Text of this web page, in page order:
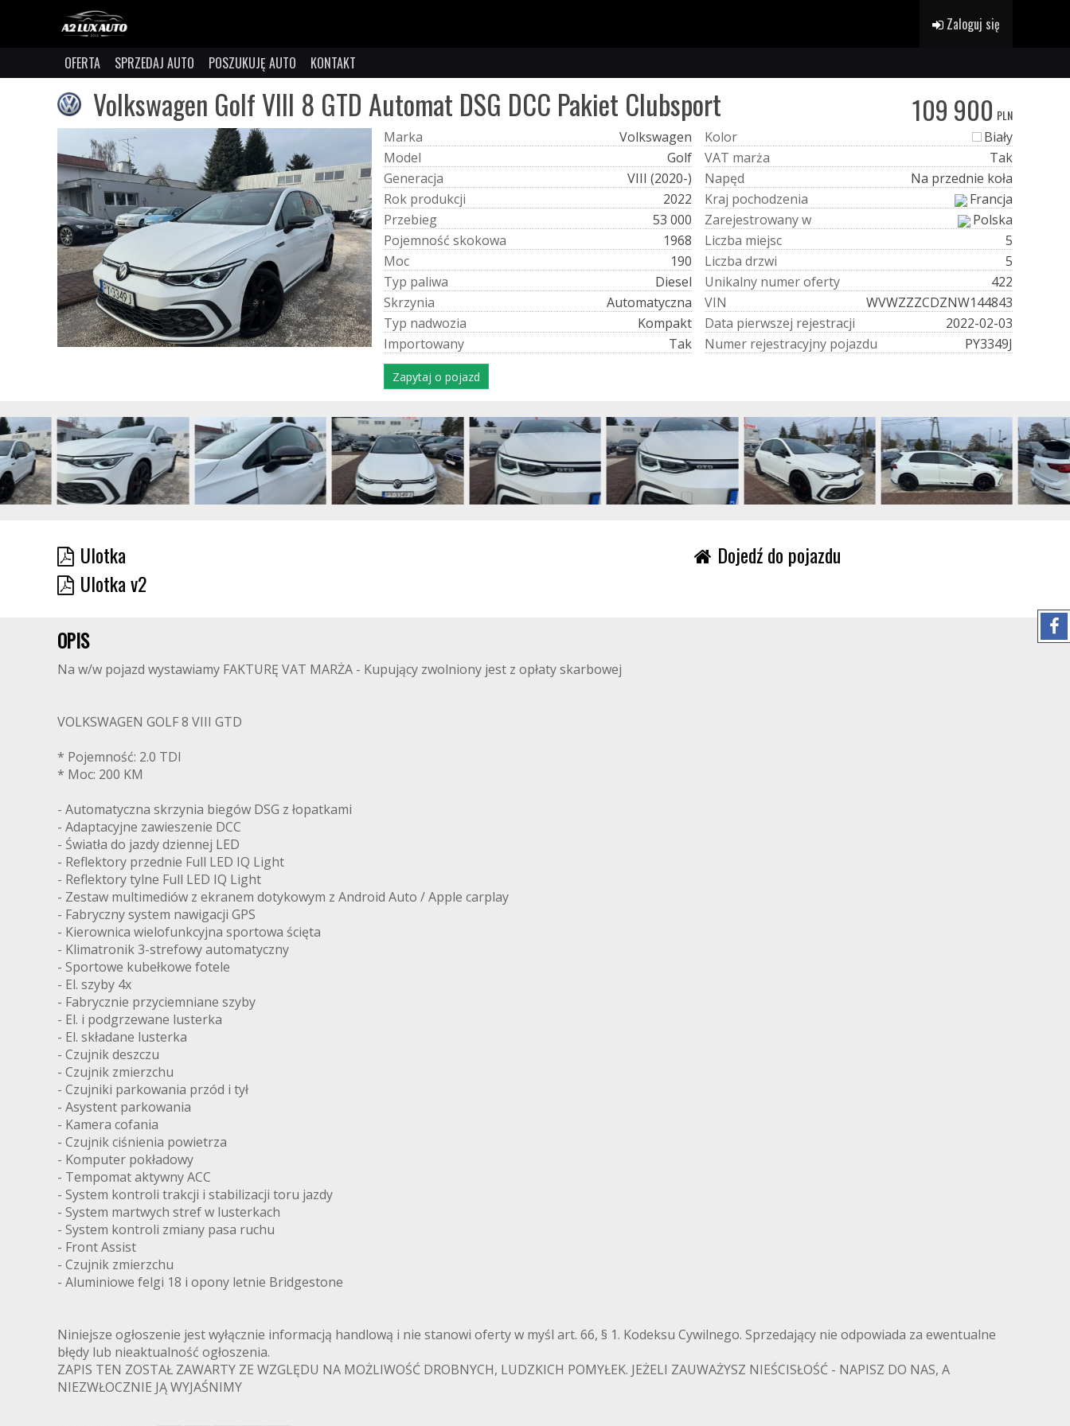
Zaloguj się
OFERTA SPRZEDAJ AUTO POSZUKUJĘ AUTO KONTAKT
Volkswagen Golf VIII 8 GTD Automat DSG DCC Pakiet Clubsport 109 900 PLN
Marka
Volkswagen
Model
Golf
Generacja
VIII (2020-)
Rok produkcji
2022
Przebieg
53 000
Pojemność skokowa
1968
Moc
190
Typ paliwa
Diesel
Skrzynia
Automatyczna
Typ nadwozia
Kompakt
Importowany Tak
Kolor
Biały
VAT marża
Tak
Napęd
Na przednie koła
Kraj pochodzenia
Francja
Zarejestrowanyw
Polska
Liczba miejsc
5
Liczba drzwi
5
Unikalny numeroferty
422
VIN
WVWZZZCDZNW144843
Data pierwszej rejestracji
2022-02-03
Numer rejestracyjny pojazdu PY3349J
Zapytaj o pojazd
Ulotka
Ulotka v2
Dojedź do pojazdu
OPIS
Na w/w pojazd wystawiamy FAKTURĘ VAT MARŻA - Kupujący zwolniony jest z opłaty skarbowej
VOLKSWAGEN GOLF 8 VIII GTD
* Pojemność: 2.0 TDI
* Moc: 200 KM
- Automatyczna skrzynia biegów DSG z łopatkami
- Adaptacyjne zawieszenie DCC
- Światła do jazdy dziennej LED
- Reflektory przednie Full LED IQ Light
- Reflektory tylne Full LED IQ Light
- Zestaw multimediów z ekranem dotykowym z Android Auto / Apple carplay
- Fabryczny system nawigacji GPS
- Kierownica wielofunkcyjna sportowa ścięta
- Klimatronik 3-strefowy automatyczny
- Sportowe kubełkowe fotele
- El. szyby 4x
- Fabrycznie przyciemniane szyby
- El. i podgrzewane lusterka
- El. składane lusterka
- Czujnik deszczu
- Czujnik zmierzchu
- Czujniki parkowania przód i tył
- Asystent parkowania
- Kamera cofania
- Czujnik ciśnienia powietrza
- Komputer pokładowy
- Tempomat aktywny ACC
- System kontroli trakcji i stabilizacji toru jazdy
- System martwych stref w lusterkach
- System kontroli zmiany pasa ruchu
- Front Assist
- Czujnik zmierzchu
- Aluminiowe felgi 18 i opony letnie Bridgestone
Niniejsze ogłoszenie jest wyłącznie informacją handlową i nie stanowi oferty w myśl art. 66, § 1. Kodeksu Cywilnego. Sprzedający nie odpowiada za ewentualne
błędy lub nieaktualność ogłoszenia.
ZAPIS TEN ZOSTAŁ ZAWARTY ZE WZGLĘDU NA MOŻLIWOŚĆ DROBNYCH, LUDZKICH POMYŁEK. JEŻELI ZAUWAŻYSZ NIEŚCISŁOŚĆ - NAPISZ DO NAS, A
NIEZWŁOCZNIE JĄ WYJAŚNIMY